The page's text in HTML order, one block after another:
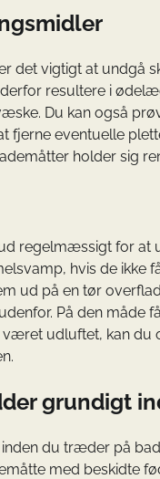
det vigtigt at undgå
resultere i
Du kan også
fjerne eventuelle
holder sig
regelmæssigt for
hvis de
ud på en tør
På den måde
udluftet, kan
grundigt
du træder på
med beskidte